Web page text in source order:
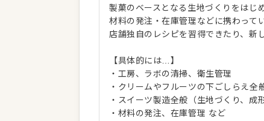
製菓のベースとなる生地づくりをはじ
材料の発注・在庫管理などに携わって
店舗独自のレシピを習得できたり、新
【具体的には…】
・工房、ラボの清掃、衛生管理
・クリームやフルーツの下ごしらえ全
・スイーツ製造全般（生地づくり、成
・材料の発注、在庫管理 など